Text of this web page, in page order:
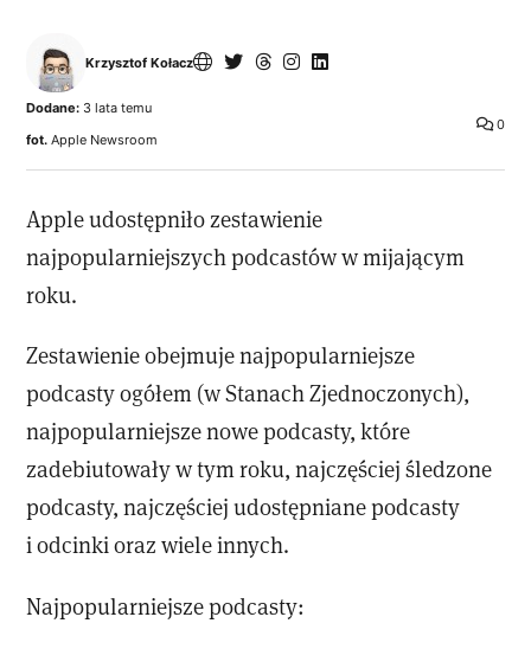
Krzysztof Kołacz
0
Dodane: 3 lata temu
fot. Apple Newsroom
Apple udostępniło zestawienie
najpopularniejszych podcastów w mijającym
roku.
Zestawienie obejmuje najpopularniejsze
podcasty ogółem (w Stanach Zjednoczonych),
najpopularniejsze nowe podcasty, które
zadebiutowały w tym roku, najczęściej śledzone
podcasty, najczęściej udostępniane podcasty
i odcinki oraz wiele innych.
Najpopularniejsze podcasty: